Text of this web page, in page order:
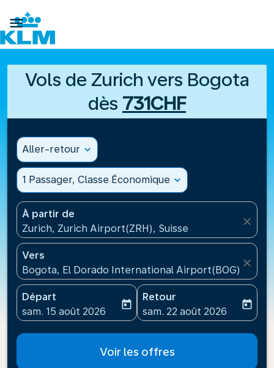

Vols de Zurich vers Bogota
dès 731CHF
Aller-retour expand_more
1 Passager, Classe Économique expand_more
À partir de
Zurich, Zurich Airport(ZRH), Suisse
close
Vers
Bogota, El Dorado International Airport(BOG),
close
Départ
fc-booking-departure-date-aria-label
sam. 15 août 2026
today
Retour
fc-booking-return-date-
sam. 22 août 2026
today
Voir les offres